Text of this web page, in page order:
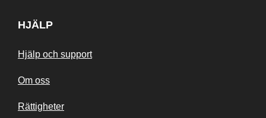
HJÄLP
Hjälp och support
Om oss
Rättigheter